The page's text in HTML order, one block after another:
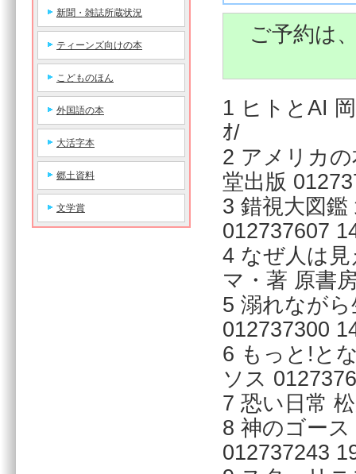
新聞・雑誌所蔵状況
ティーンズ向けの本
こどものほん
外国語の本
大活字本
郷土資料
文学賞
ご予約は
1 ヒトとAI
ｵ/
2 アメリカ
堂出版
3 錯視大図
012737607
4 なぜ人は
マ・著 原書
5 溺れなが
012737300
6 もっと!と
ソス
7 恐い日常
8 神のゴー
012737243